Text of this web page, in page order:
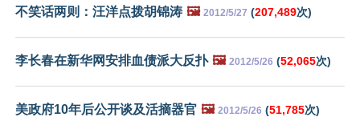
不笑话两则：汪洋点拨胡锦涛 🖼️ 2012/5/27 (207,489次)
李长春在新华网安排血债派大反扑 🖼️ 2012/5/26 (52,065次)
美政府10年后公开谈及活摘器官 🖼️ 2012/5/26 (51,785次)